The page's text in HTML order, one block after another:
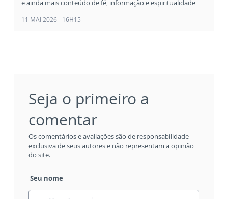
e ainda mais conteúdo de fé, informação e espiritualidade
11 MAI 2026 - 16H15
Seja o primeiro a
comentar
Os comentários e avaliações são de responsabilidade
exclusiva de seus autores e não representam a opinião
do site.
Seu nome